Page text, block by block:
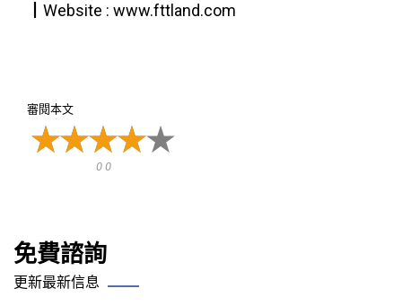
┃Website : www.fttland.com
審閱本文
0 0
免費諮詢
更新最新信息